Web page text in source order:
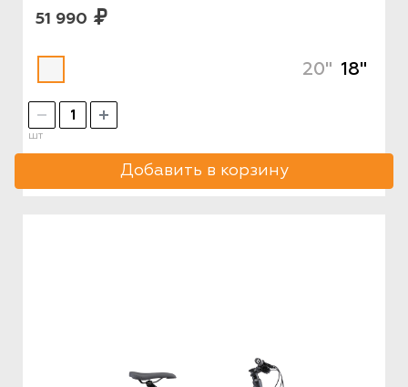
51 990
18"
20"
шт
Добавить в корзину